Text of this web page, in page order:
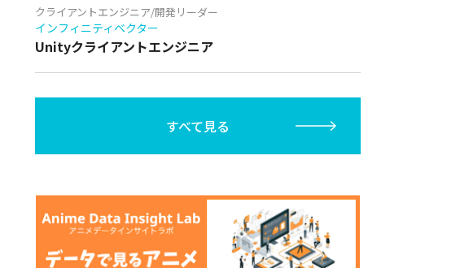
クライアントエンジニア/開発リーダー
インフィニティベクター
Unityクライアントエンジニア
すべて見る